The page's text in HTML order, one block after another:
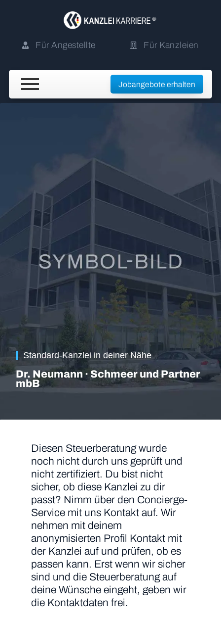
Für Angestellte Für Kanzleien
Jobangebote erhalten
Standard-Kanzlei in deiner Nähe
Dr. Neumann · Schmeer und Partner
mbB
Diesen Steuerberatung wurde
noch nicht durch uns geprüft und
nicht zertifiziert. Du bist nicht
sicher, ob diese Kanzlei zu dir
passt? Nimm über den Concierge-
Service mit uns Kontakt auf. Wir
nehmen mit deinem
anonymisierten Profil Kontakt mit
der Kanzlei auf und prüfen, ob es
passen kann. Erst wenn wir sicher
sind und die Steuerberatung auf
deine Wünsche eingeht, geben wir
die Kontaktdaten frei.